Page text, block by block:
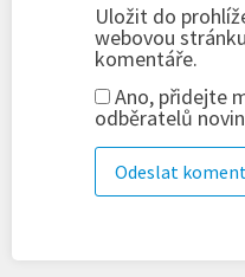
Uložit do
webovou
komentáře.
Ano, přidejte
odběratelů